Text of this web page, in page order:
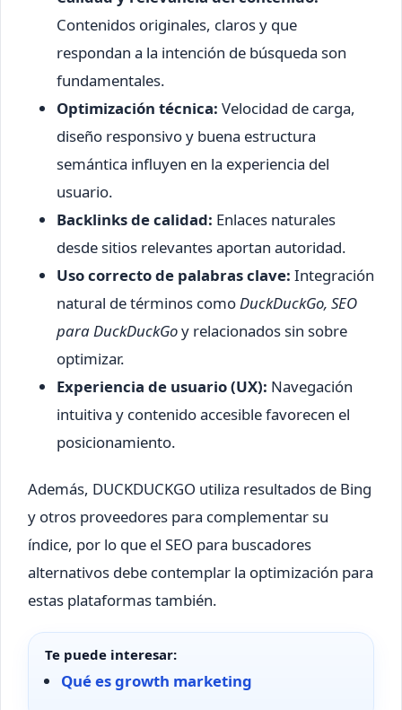
Contenidos originales, claros y que
respondan a la intención de búsqueda son
fundamentales.
Optimización técnica: Velocidad de carga,
diseño responsivo y buena estructura
semántica influyen en la experiencia del
usuario.
Backlinks de calidad: Enlaces naturales
desde sitios relevantes aportan autoridad.
Uso correcto de palabras clave: Integración
natural de términos comoDuckDuckGo, SEO
para DuckDuckGoy relacionados sin sobre
optimizar.
Experiencia de usuario (UX): Navegación
intuitiva y contenido accesible favorecen el
posicionamiento.
Además, DUCKDUCKGO utiliza resultados de Bing
y otros proveedores para complementar su
índice, por lo que el SEO para buscadores
alternativos debe contemplar la optimización para
estas plataformas también.
Te puede interesar:
Qué es growth marketing